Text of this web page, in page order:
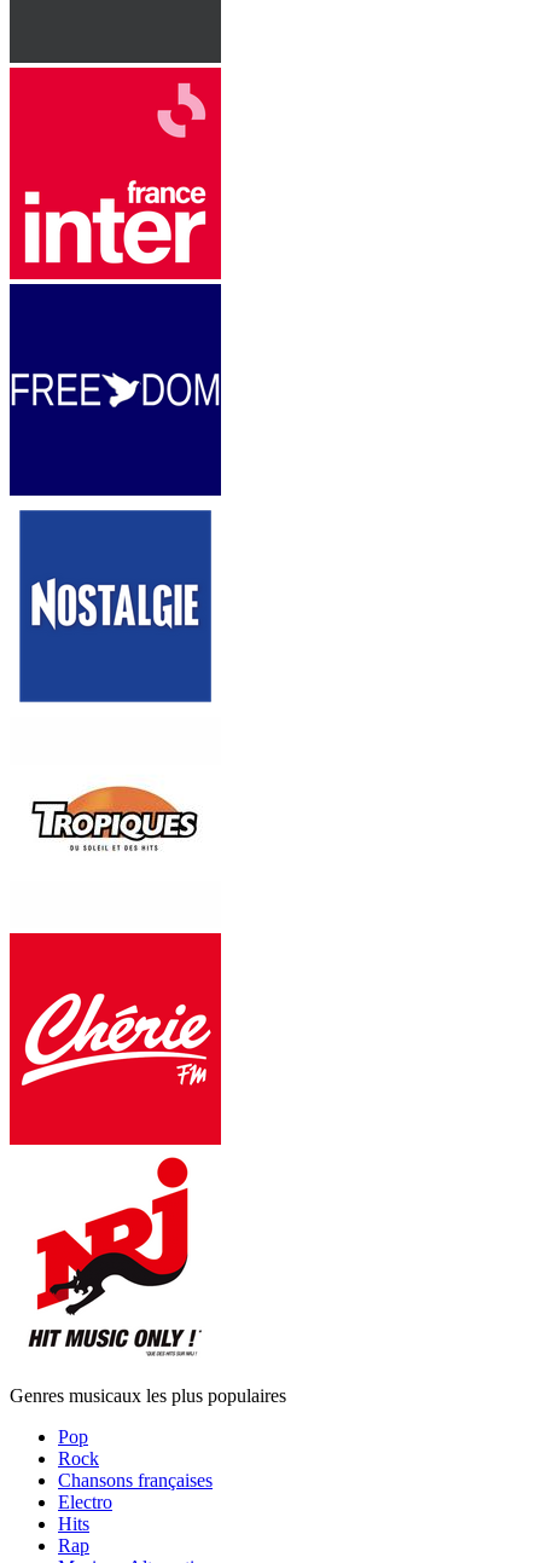
Genres musicaux les plus populaires
Pop
Rock
Chansons françaises
Electro
Hits
Rap